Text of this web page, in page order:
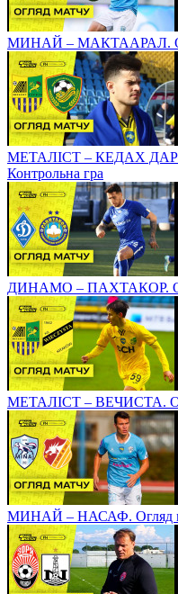
МИНАЙ – МАКТААРАЛ.
МЕТАЛІСТ – КЕДАХ
Контрольна гра
ДИНАМО – ПАХТАКОР.
МЕТАЛІСТ – ВЕЧИСТА.
МИНАЙ – НАСАФ. Огляд